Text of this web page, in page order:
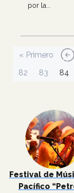
por la...
Primera página
« Primero ‹‹
Página
82 Página
83 84
Festival de
Pacífico